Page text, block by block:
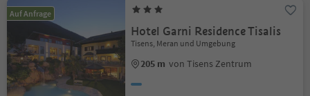
Auf Anfrage
Hotel Garni Residence Tisalis
Tisens, Meran und Umgebung
205 m von Tisens Zentrum